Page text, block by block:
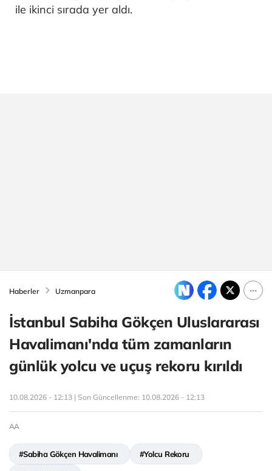
ile ikinci sırada yer aldı.
Haberler Uzmanpara
İstanbul Sabiha Gökçen Uluslararası
Havalimanı'nda tüm zamanların
günlük yolcu ve uçuş rekoru kırıldı
10.08.2026 - 12:13 | Son Güncellenme: 10.08.2026 - 12:13
AA
#Sabiha Gökçen Havalimanı #Yolcu Rekoru